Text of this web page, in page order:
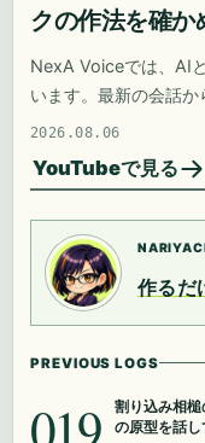
クの作法を確か
NexA Voiceでは、AI
います。最新の会話
い。
2026.08.06
YouTubeで見る
作るだ
PREVIOUS LOGS
019
割り込み相
の原型を話